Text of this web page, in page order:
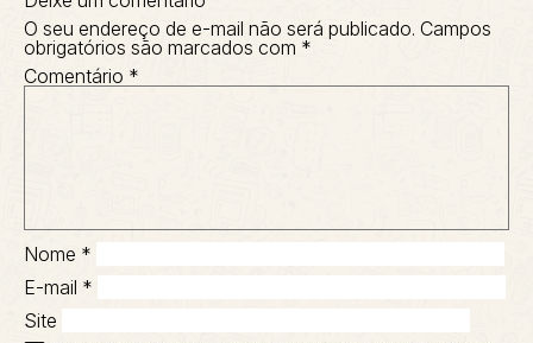
O seu endereço de e-mail não será publicado. Campos
obrigatórios são marcados com *
Comentário *
Nome *
E-mail *
Site